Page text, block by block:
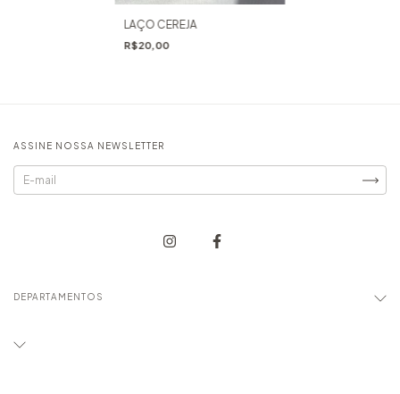
LAÇO CEREJA
R$20,00
ASSINE NOSSA NEWSLETTER
DEPARTAMENTOS